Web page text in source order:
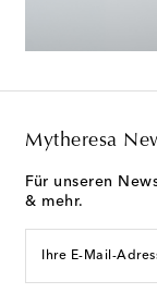
Mytheresa
Für unseren
& mehr.
Ihre E-Mail-